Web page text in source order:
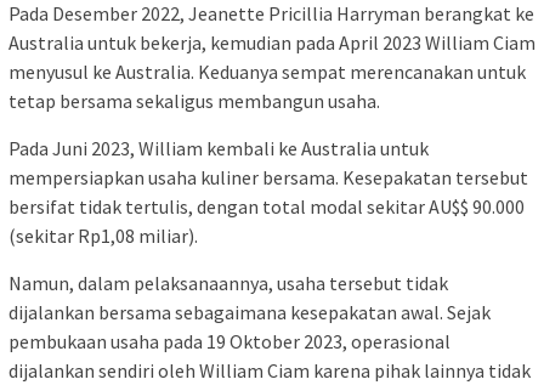
Pada Desember 2022, Jeanette Pricillia Harryman berangkat ke
Australia untuk bekerja, kemudian pada April 2023 William Ciam
menyusul ke Australia. Keduanya sempat merencanakan untuk
tetap bersama sekaligus membangun usaha.
Pada Juni 2023, William kembali ke Australia untuk
mempersiapkan usaha kuliner bersama. Kesepakatan tersebut
bersifat tidak tertulis, dengan total modal sekitar AU$$ 90.000
(sekitar Rp1,08 miliar).
Namun, dalam pelaksanaannya, usaha tersebut tidak
dijalankan bersama sebagaimana kesepakatan awal. Sejak
pembukaan usaha pada 19 Oktober 2023, operasional
dijalankan sendiri oleh William Ciam karena pihak lainnya tidak